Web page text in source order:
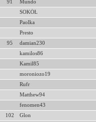
91 Mundo
SOKÓŁ
Paolka
Presto
95
damian230
kamilos86
Kamil85
moroniozo19
Rufr
Matthew94
fenomen43
102
Glon